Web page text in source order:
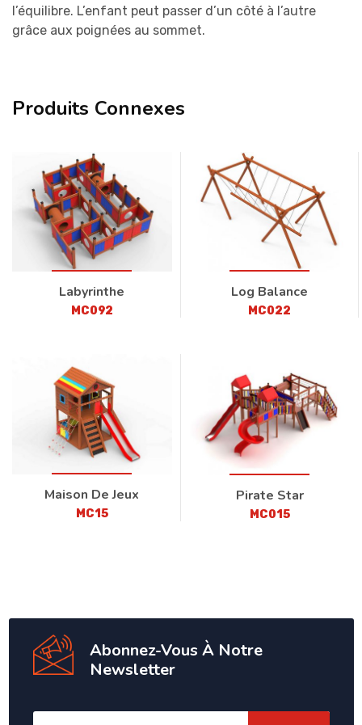
l’équilibre. L’enfant peut passer d’un côté à l’autre
grâce aux poignées au sommet.
Produits Connexes
Labyrinthe
MC092
Log Balance
MC022
Maison De Jeux
MC15
Pirate Star
MC015
Abonnez-Vous À Notre
Newsletter